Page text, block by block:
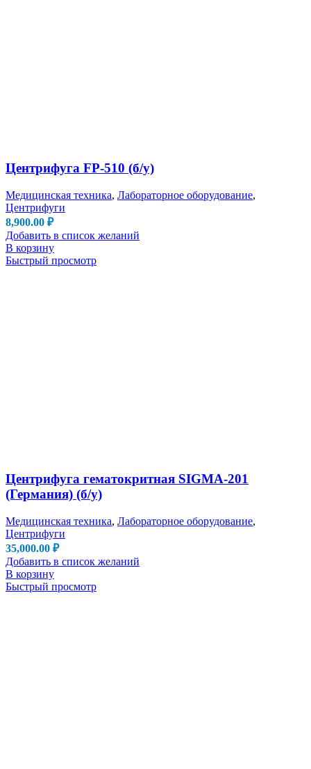
Центрифуга FP-510 (б/у)
Медицинская техника, Лабораторное оборудование,
Центрифуги
8,900.00 ₽
Добавить в список желаний
В корзину
Быстрый просмотр
Центрифуга гематокритная SIGMA-201
(Германия) (б/у)
Медицинская техника, Лабораторное оборудование,
Центрифуги
35,000.00 ₽
Добавить в список желаний
В корзину
Быстрый просмотр